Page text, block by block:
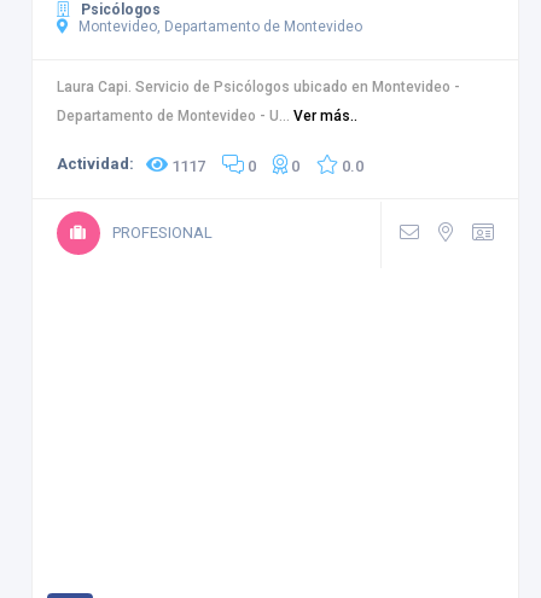
Psicólogos
Montevideo, Departamento de Montevideo
Laura Capi. Servicio de Psicólogos ubicado en Montevideo -
Departamento de Montevideo - U... Ver más..
Actividad: 1117 0 0 0.0
PROFESIONAL